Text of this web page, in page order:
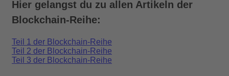
Hier gelangst du zu allen Artikeln der
Blockchain-Reihe:
Teil 1 der Blockchain-Reihe
Teil 2 der Blockchain-Reihe
Teil 3 der Blockchain-Reihe